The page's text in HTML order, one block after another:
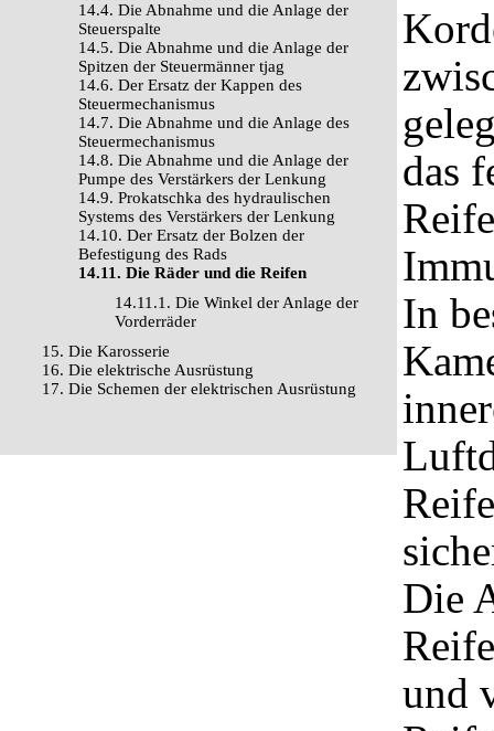
14.4. Die Abnahme und die Anlage der
Steuerspalte
14.5. Die Abnahme und die Anlage der
Spitzen der Steuermänner tjag
14.6. Der Ersatz der Kappen des
Steuermechanismus
14.7. Die Abnahme und die Anlage des
Steuermechanismus
14.8. Die Abnahme und die Anlage der
Pumpe des Verstärkers der Lenkung
14.9. Prokatschka des hydraulischen
Systems des Verstärkers der Lenkung
14.10. Der Ersatz der Bolzen der
Befestigung des Rads
14.11. Die Räder und die Reifen
14.11.1. Die Winkel der Anlage der
Vorderräder
15. Die Karosserie
16. Die elektrische Ausrüstung
17. Die Schemen der elektrischen Ausrüstung
das
In
Die
und